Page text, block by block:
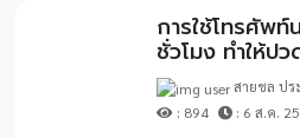
การใช้โทรศัพท์
ชั่วโมง ทำให้ป
สายชล ปร
: 894
: 6 ส.ค.